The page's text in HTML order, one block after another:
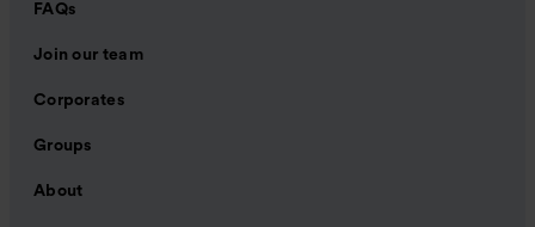
FAQs
Join our team
Corporates
Groups
About